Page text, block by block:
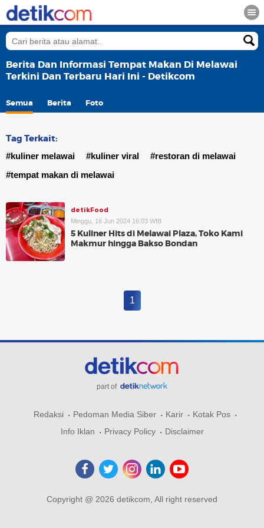
Berita Dan Informasi Tempat Makan Di Melawai
Terkini Dan Terbaru Hari Ini - Detikcom
Semua Berita Foto
Tag Terkait:
#kuliner melawai #kuliner viral
#restoran di melawai
#tempat makan di melawai
detikFood
Minggu, 16 Jun 2024 16:03 WIB
5 Kuliner Hits di Melawai Plaza, Toko Kami
Makmur hingga Bakso Bondan
1
part of
Redaksi Pedoman Media Siber Karir
Kotak Pos
Info Iklan
Privacy Policy Disclaimer
Copyright @ 2026 detikcom, All right reserved